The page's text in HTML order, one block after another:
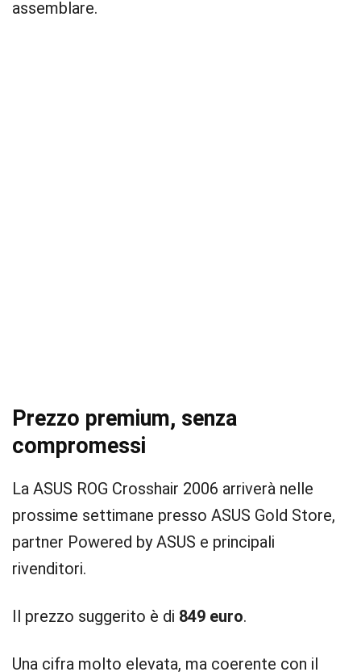
assemblare.
Prezzo premium, senza
compromessi
La ASUS ROG Crosshair 2006 arriverà nelle
prossime settimane presso ASUS Gold Store,
partner Powered by ASUS e principali
rivenditori.
Il prezzo suggerito è di 849 euro.
Una cifra molto elevata, ma coerente con il